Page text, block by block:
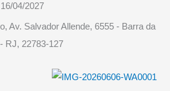
16/04/2027
Av. Salvador Allende, 6555 - Barra da
RJ, 22783-127